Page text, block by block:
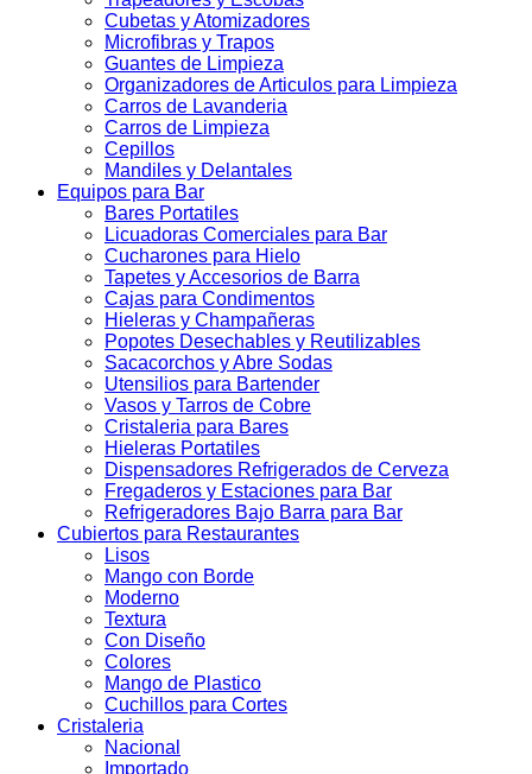
Cubetas y Atomizadores
Microfibras y Trapos
Guantes de Limpieza
Organizadores de Articulos para Limpieza
Carros de Lavanderia
Carros de Limpieza
Cepillos
Mandiles y Delantales
Equipos para Bar
Bares Portatiles
Licuadoras Comerciales para Bar
Cucharones para Hielo
Tapetes y Accesorios de Barra
Cajas para Condimentos
Hieleras y Champañeras
Popotes Desechables y Reutilizables
Sacacorchos y Abre Sodas
Utensilios para Bartender
Vasos y Tarros de Cobre
Cristaleria para Bares
Hieleras Portatiles
Dispensadores Refrigerados de Cerveza
Fregaderos y Estaciones para Bar
Refrigeradores Bajo Barra para Bar
Cubiertos para Restaurantes
Lisos
Mango con Borde
Moderno
Textura
Con Diseño
Colores
Mango de Plastico
Cuchillos para Cortes
Cristaleria
Nacional
Importado